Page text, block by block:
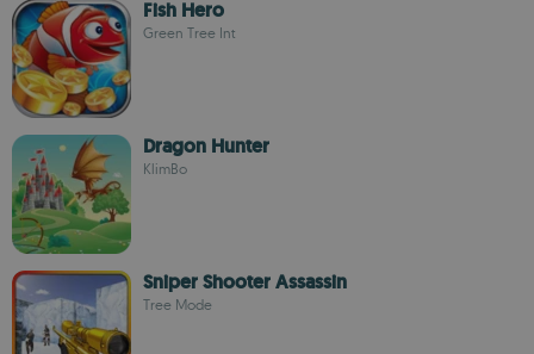
Fish Hero
Green Tree Int
Dragon Hunter
KlimBo
Sniper Shooter Assassin
Tree Mode